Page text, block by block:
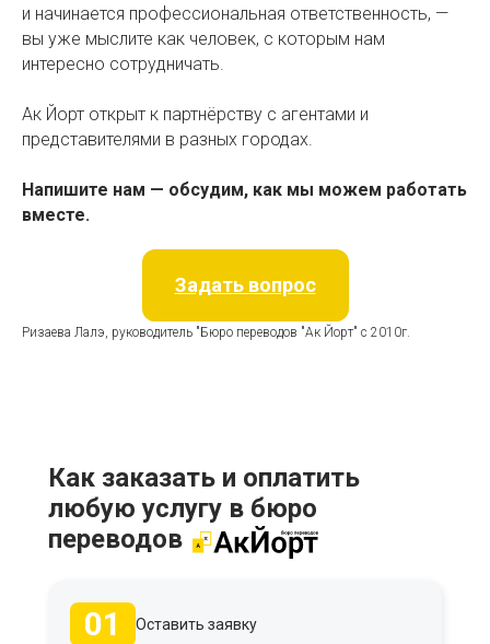
и начинается профессиональная ответственность, —
вы уже мыслите как человек, с которым нам
интересно сотрудничать.
Ак Йорт открыт к партнёрству с агентами и
представителями в разных городах.
Напишите нам — обсудим, как мы можем работать
вместе.
Задать вопрос
Ризаева Лалэ, руководитель "Бюро переводов "Ак Йорт" с 2010г.
Как заказать и оплатить
любую услугу в бюро
переводов
01 Оставить заявку